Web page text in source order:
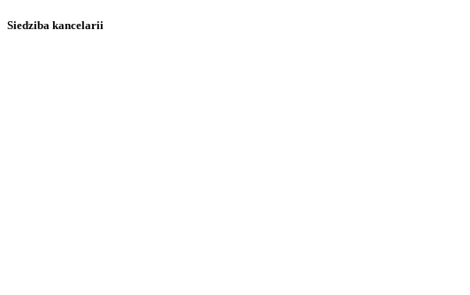
Siedziba kancelarii